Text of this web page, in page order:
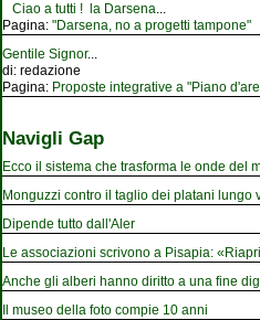
Ciao a tutti ! la Darsena...
Pagina: "Darsena, no a progetti tampone"
Gentile Signor...
di: redazione
Pagina: Proposte integrative a "Piano
Navigli Gap
Ecco il sistema che trasforma le onde del
Monguzzi contro il taglio dei platani lungo
Dipende tutto dall'Aler
Le associazioni scrivono a Pisapia:
Anche gli alberi hanno diritto a una fine
Il museo della foto compie 10 anni